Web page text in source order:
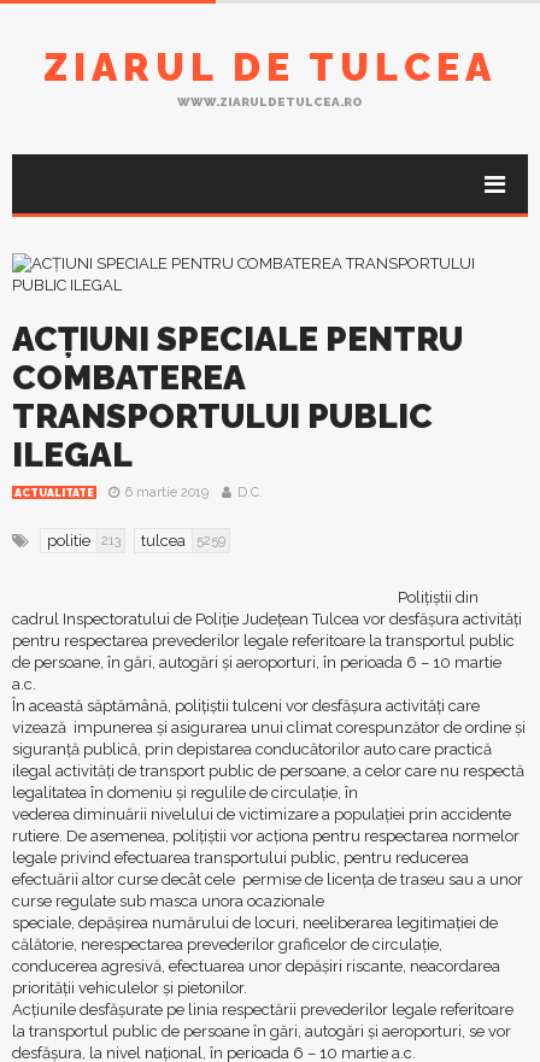
ZIARUL DE TULCEA
WWW.ZIARULDETULCEA.RO
ACȚIUNI SPECIALE PENTRU
COMBATEREA
TRANSPORTULUI PUBLIC
ILEGAL
ACTUALITATE 6 martie 2019 D.C.
politie 213 tulcea 5259
Polițiștii din
cadrul Inspectoratului de Poliție Județean Tulcea vor desfășura activități
pentru respectarea prevederilor legale referitoare la transportul public
de persoane, în gări, autogări și aeroporturi, în perioada 6 – 10 martie
a.c.
În această săptămână, polițiștii tulceni vor desfășura activități care
vizează impunerea și asigurarea unui climat corespunzător de ordine și
siguranță publică, prin depistarea conducătorilor auto care practică
ilegal activități de transport public de persoane, a celor care nu respectă
legalitatea în domeniu și regulile de circulație, în
vederea diminuării nivelului de victimizare a populației prin accidente
rutiere. De asemenea, polițiștii vor acționa pentru respectarea normelor
legale privind efectuarea transportului public, pentru reducerea
efectuării altor curse decât cele permise de licența de traseu sau a unor
curse regulate sub masca unora ocazionale
speciale, depășirea numărului de locuri, neeliberarea legitimației de
călătorie, nerespectarea prevederilor graficelor de circulație,
conducerea agresivă, efectuarea unor depășiri riscante, neacordarea
priorității vehiculelor și pietonilor.
Acțiunile desfășurate pe linia respectării prevederilor legale referitoare
la transportul public de persoane în gări, autogări și aeroporturi, se vor
desfășura, la nivel național, în perioada 6 – 10 martie a.c.